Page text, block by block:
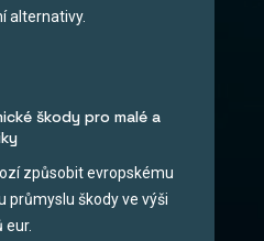
alternativy.
škody pro malé a
způsobit evropskému
průmyslu škody ve výši
eur.